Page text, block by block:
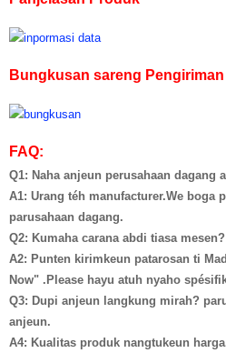
Bungkusan sareng Pengiriman
FAQ:
Q1: Naha anjeun perusahaan dagang
A1: Urang téh manufacturer.We boga
parusahaan dagang.
Q2: Kumaha carana abdi tiasa mesen?
A2: Punten kirimkeun patarosan ti
Now" .Please hayu atuh nyaho
Q3: Dupi anjeun langkung mirah?
anjeun.
A4: Kualitas produk nangtukeun